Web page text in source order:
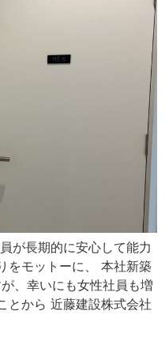
が長期的に安心して能力
をモットーに、 本社新築
、幸いにも女性社員も増
とから 近藤建設株式会社